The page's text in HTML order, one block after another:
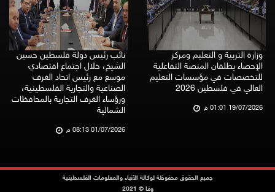
وزارة التربية و التعليم ومركز
الإحصاء يطلقان المنصة التفاعلية
للتخصصات في مؤسسات التعليم
العالي في فلسطين 2026
19/07/2026 01:01 م
نائب رئيس دولة فلسطين حسين
الشيخ، خلال اجتماع اقتصادي
موسع مع رئيس اتحاد الغرف
الصناعية والتجارية الفلسطينية،
ورؤساء الغرف التجارية بالمحافظات
الشمالية
01/07/2026 08:13 م
جميع الحقوق محفوظة لوكالة الأنباء والمعلومات الفلسطينية
وفا © 2021